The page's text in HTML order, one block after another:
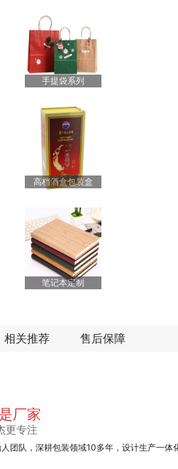
手提袋系列
高档酒盒包装盒
笔记本定制
相关推荐 售后保障
厂家
更专注
团队，深耕包装领域10多年，设计生产一